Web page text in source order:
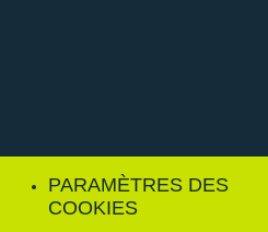
PARAMÈTRES DES
COOKIES